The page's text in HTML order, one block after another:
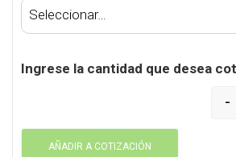
Ingrese la cantidad que desea
-
AÑADIR A COTIZACIÓN